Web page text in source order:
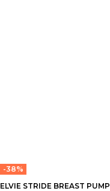
-38%
ELVIE STRIDE BREAST PUMP